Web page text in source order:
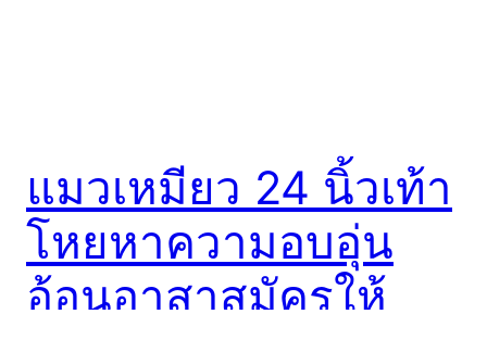
แมวเหมียว 24 นิ้วเท้า
โหยหาความอบอุ่น
อ้อนอาสาสมัครให้